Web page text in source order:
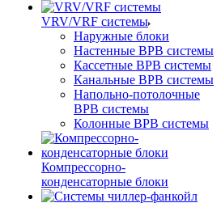
VRV/VRF системы
Наружные блоки
Настенные ВРВ системы
Кассетные ВРВ системы
Канальные ВРВ системы
Напольно-потолочные
ВРВ системы
Колонные ВРВ системы
Компрессорно-
конденсаторные блоки